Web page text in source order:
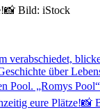
Bild: iStock